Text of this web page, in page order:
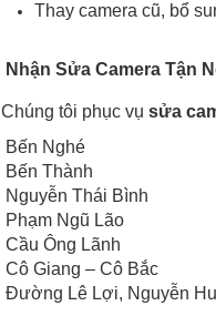
Thay camera cũ, bổ
Nhận Sửa Camera Tận
Chúng tôi phục vụ sửa
Bến Nghé
Bến Thành
Nguyễn Thái Bình
Phạm Ngũ Lão
Cầu Ông Lãnh
Cô Giang – Cô Bắc
Đường Lê Lợi, Nguyễn